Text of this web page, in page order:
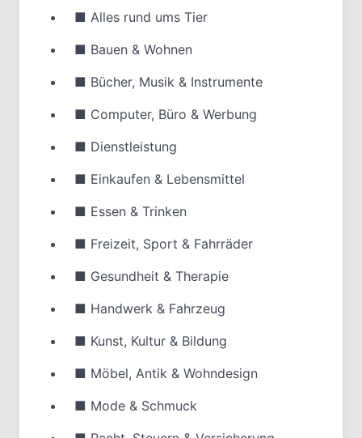
■ Alles rund ums Tier
■ Bauen & Wohnen
■ Bücher, Musik & Instrumente
■ Computer, Büro & Werbung
■ Dienstleistung
■ Einkaufen & Lebensmittel
■ Essen & Trinken
■ Freizeit, Sport & Fahrräder
■ Gesundheit & Therapie
■ Handwerk & Fahrzeug
■ Kunst, Kultur & Bildung
■ Möbel, Antik & Wohndesign
■ Mode & Schmuck